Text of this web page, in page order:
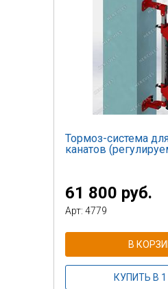
Тормоз-система
канатов
61 800 руб.
Арт: 4779
В
КУПИТЬ В